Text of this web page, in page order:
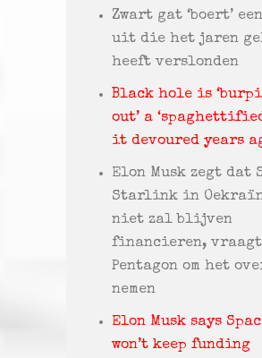
Zwart gat ‘boert’
uit die het jaren
heeft verslonden
Black hole is
out’ a
it devoured years
Elon Musk zegt dat
Starlink in
niet zal blijven
financieren, vraagt ​​
Pentagon om het
nemen
Elon Musk says
won’t keep funding